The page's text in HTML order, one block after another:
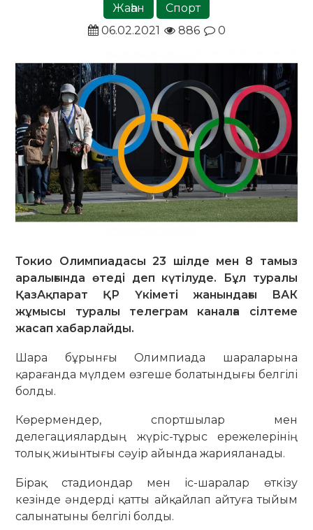
Жаһан
Спорт
06.02.2021
886 0
Токио Олимпиадасы 23 шілде мен 8 тамыз
аралығында өтеді деп күтілуде. Бұл туралы
ҚазАқпарат ҚР Үкіметі жанындағы ВАК
жұмысы туралы телеграм каналға сілтеме
жасап хабарлайды.
Шара бұрынғы Олимпиада шараларына
қарағанда мүлдем өзгеше болатындығы белгілі
болды.
Көрермендер, спортшылар мен
делегациялардың жүріс-тұрыс ережелерінің
толық жиынтығы сәуір айында жарияланады.
Бірақ стадиондар мен іс-шаралар өткізу
кезінде әндерді қатты айқайлап айтуға тыйым
салынатыны белгілі болды.